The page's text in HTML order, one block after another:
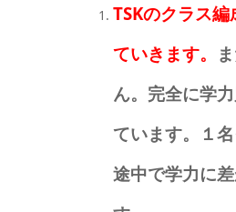
TSKのクラス
ていきます。
ん。完全に学
ています。１
途中で学力に